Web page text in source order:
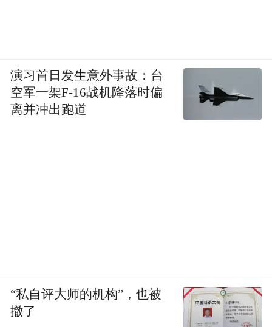
演习首日发生意外事故：台
空军一架F-16战机降落时偏
离并冲出跑道
“私自评大师的机构”，也被
撤了